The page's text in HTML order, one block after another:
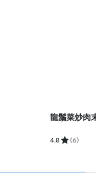
龍鬚菜炒肉
4.8 (6)